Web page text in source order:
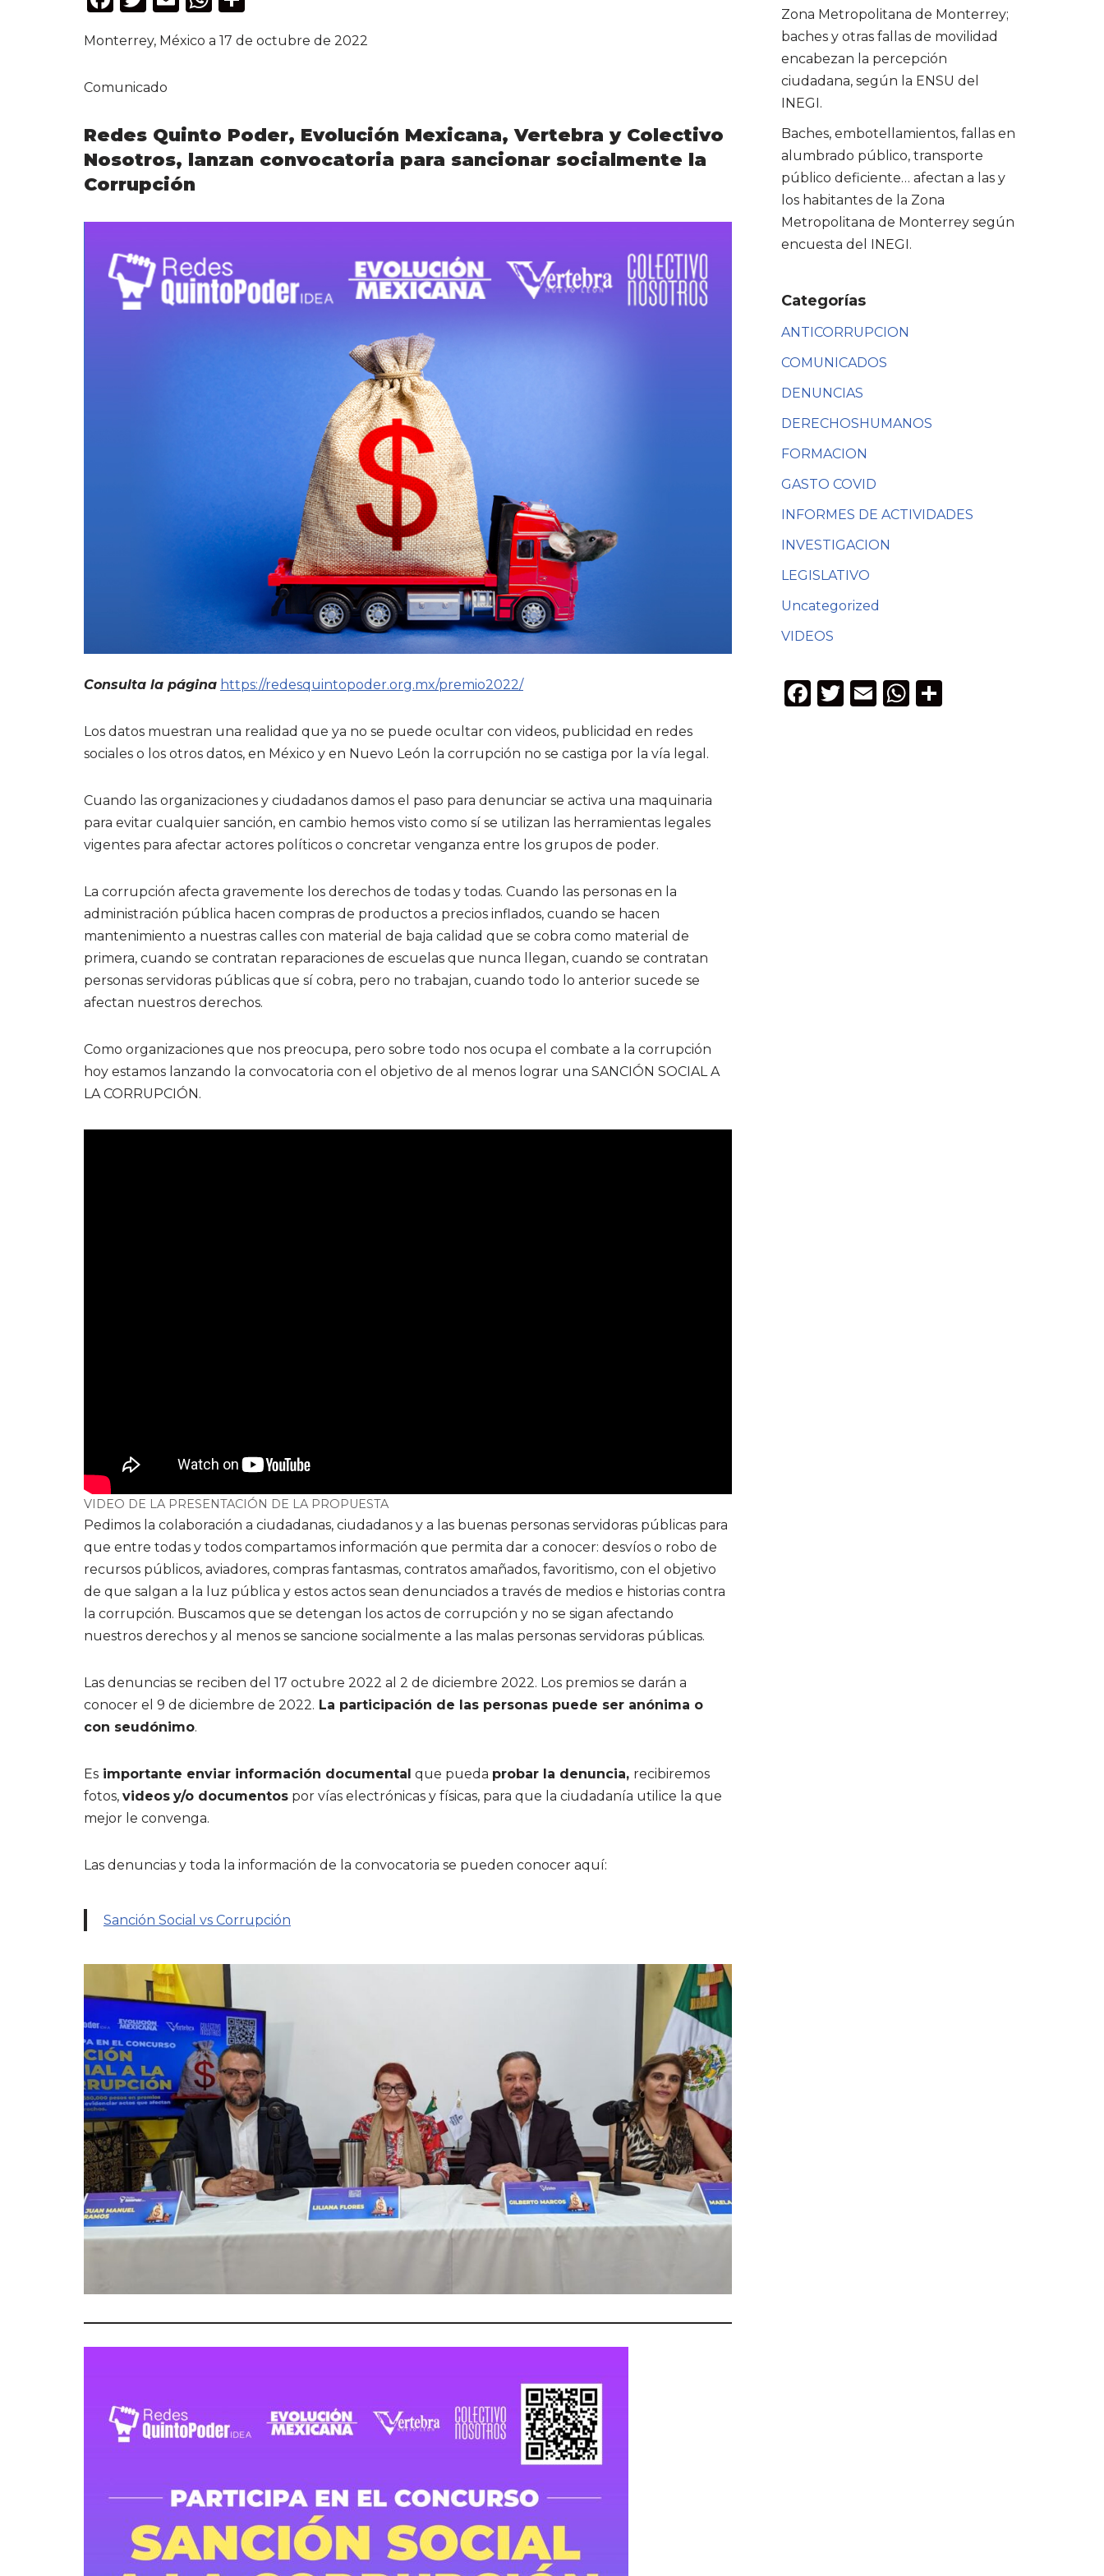
c
e
o
o
k
it
te
ai a
p
p
m
ti
r
Monterrey, México a 17 de octubre de 2022
Comunicado
Redes Quinto Poder, Evolución Mexicana, Vertebra y Colectivo
Nosotros, lanzan convocatoria para sancionar socialmente la
Corrupción
Consulta la página https://redesquintopoder.org.mx/premio2022/
Los datos muestran una realidad que ya no se puede ocultar con videos, publicidad en redes
sociales o los otros datos, en México y en Nuevo León la corrupción no se castiga por la vía legal.
Cuando las organizaciones y ciudadanos damos el paso para denunciar se activa una maquinaria
para evitar cualquier sanción, en cambio hemos visto como sí se utilizan las herramientas legales
vigentes para afectar actores políticos o concretar venganza entre los grupos de poder.
La corrupción afecta gravemente los derechos de todas y todas. Cuando las personas en la
administración pública hacen compras de productos a precios inflados, cuando se hacen
mantenimiento a nuestras calles con material de baja calidad que se cobra como material de
primera, cuando se contratan reparaciones de escuelas que nunca llegan, cuando se contratan
personas servidoras públicas que sí cobra, pero no trabajan, cuando todo lo anterior sucede se
afectan nuestros derechos.
Como organizaciones que nos preocupa, pero sobre todo nos ocupa el combate a la corrupción
hoy estamos lanzando la convocatoria con el objetivo de al menos lograr una SANCIÓN SOCIAL A
LA CORRUPCIÓN.
VIDEO DE LA PRESENTACIÓN DE LA PROPUESTA
Pedimos la colaboración a ciudadanas, ciudadanos y a las buenas personas servidoras públicas para
que entre todas y todos compartamos información que permita dar a conocer: desvíos o robo de
recursos públicos, aviadores, compras fantasmas, contratos amañados, favoritismo, con el objetivo
de que salgan a la luz pública y estos actos sean denunciados a través de medios e historias contra
la corrupción. Buscamos que se detengan los actos de corrupción y no se sigan afectando
nuestros derechos y al menos se sancione socialmente a las malas personas servidoras públicas.
Las denuncias se reciben del 17 octubre 2022 al 2 de diciembre 2022. Los premios se darán a
conocer el 9 de diciembre de 2022. La participación de las personas puede ser anónima o
con seudónimo.
Es importante enviar información documental que pueda probar la denuncia, recibiremos
fotos, videos y/o documentos por vías electrónicas y físicas, para que la ciudadanía utilice la que
mejor le convenga.
Las denuncias y toda la información de la convocatoria se pueden conocer aquí:
Sanción Social vs Corrupción
Zona Metropolitana de Monterrey;
baches y otras fallas de movilidad
encabezan la percepción
ciudadana, según la ENSU del
INEGI.
Baches, embotellamientos, fallas en
alumbrado público, transporte
público deficiente… afectan a las y
los habitantes de la Zona
Metropolitana de Monterrey según
encuesta del INEGI.
Categorías
ANTICORRUPCION
COMUNICADOS
DENUNCIAS
DERECHOSHUMANOS
FORMACION
GASTO COVID
INFORMES DE ACTIVIDADES
INVESTIGACION
LEGISLATIVO
Uncategorized
VIDEOS
F
T
E
W